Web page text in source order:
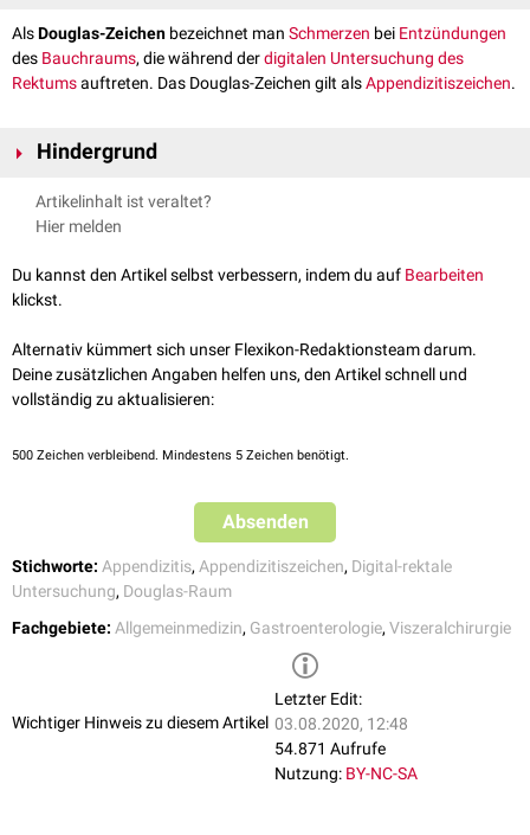
AlsDouglas-Zeichen bezeichnet man Schmerzen bei Entzündungen
des Bauchraums, die während derdigitalen Untersuchung des
Rektumsauftreten. Das Douglas-Zeichen gilt alsAppendizitiszeichen.
Hindergrund
Douglas-Raum
(Excavatio rectouterina) der Frau liegt zwischen
Uterus
Douglas-Raums beim Mann ist der
Proust-Raum
(Excavatio
rectovesicalis), der zwischen Rektum und
Eiterin diesen Aussackungen führen. Bei der digital-rektalen
Untersuchung führen sie dann zu Beschwerden. Rechtsseitige
Schmerzen sprechen mit einer
Artikelinhalt ist veraltet?
Hier melden
Du kannst den Artikel selbst verbessern, indem du auf Bearbeiten
klickst.
Alternativ kümmert sich unser Flexikon-Redaktionsteam darum.
Deine zusätzlichen Angaben helfen uns, den Artikel schnell und
vollständig zu aktualisieren:
500 Zeichen verbleibend. Mindestens 5 Zeichen benötigt.
Absenden
Stichworte: Appendizitis, Appendizitiszeichen, Digital-rektale
Untersuchung, Douglas-Raum
Fachgebiete: Allgemeinmedizin, Gastroenterologie, Viszeralchirurgie
Wichtiger Hinweis zu diesem Artikel
Letzter Edit:
03.08.2020, 12:48
54.871 Aufrufe
Nutzung: BY-NC-SA